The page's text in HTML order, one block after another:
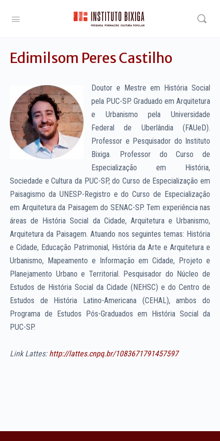
Edimilsom Peres Castilho
Doutor e Mestre em História Social
pela PUC-SP. Graduado em Arquitetura
e Urbanismo pela Universidade
Federal de Uberlândia (FAUeD).
Professor e Pesquisador do Instituto
Bixiga. Professor do Curso de
Especialização em História,
Sociedade e Cultura da PUC-SP, do Curso de Especialização em
Paisagismo da UNESP-Registro e do Curso de Especialização
em Arquitetura da Paisagem do SENAC-SP. Tem experiência nas
áreas de História Social da Cidade, Arquitetura e Urbanismo,
Arquitetura da Paisagem. Atuando nos seguintes temas: História
e Cidade, Educação Patrimonial, História da Arte e Arquitetura e
Urbanismo, Mapeamento e Informação em Cidade, Projeto e
Planejamento Urbano e Territorial. Pesquisador do Núcleo de
Estudos de História Social da Cidade (NEHSC) e do Centro de
Estudos de História Latino-Americana (CEHAL), ambos do
Programa de Estudos Pós-Graduados em História Social da
PUC-SP.
Link Lattes: http://lattes.cnpq.br/1083671791457597